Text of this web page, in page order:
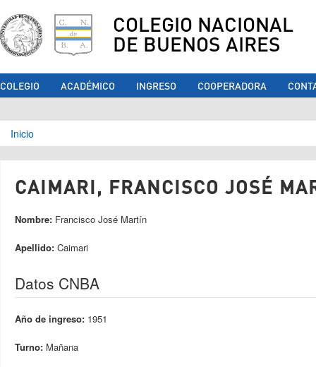
COLEGIO NACIONAL
DE BUENOS AIRES
COLEGIO ACADÉMICO INGRESO COOPERADORA
Se encuentra usted aquí
Inicio
CAIMARI, FRANCISCO JOSÉ
Nombre: Francisco José Martín
Apellido: Caimari
Datos CNBA
Año de ingreso: 1951
Turno: Mañana